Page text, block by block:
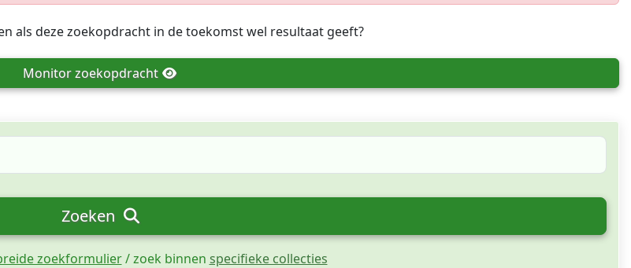
als deze zoekopdracht in de toekomst wel resultaat geeft?
Monitorzoekopdracht
Zoeken
zoekformulier/ zoek binnen specifieke collecties